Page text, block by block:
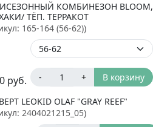
КОМБИНЕЗОН BLOOM,
ТЁП. ТЕРРАКОТ
165-164 (56-62))
руб. - + В корзину
LEOKID OLAF "GRAY REEF"
2404021215_05)